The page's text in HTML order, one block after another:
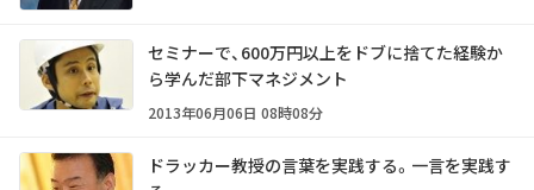
セミナーで、600万円以上をドブに捨てた経験か
ら学んだ部下マネジメント
2013年06月06日 08時08分
ドラッカー教授の言葉を実践する。一言を実践す